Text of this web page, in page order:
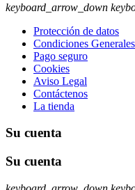
keyboard_arrow_down
Protección de datos
Condiciones
Pago seguro
Cookies
Aviso Legal
Contáctenos
La tienda
Su cuenta
Su cuenta